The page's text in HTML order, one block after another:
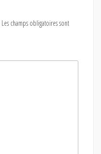
Les champs obligatoires sont